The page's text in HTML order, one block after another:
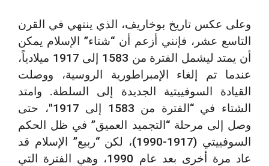
وعلى عكس تاريخ بوخاريف، الذي ينتهي في القرن
التاسع عشر، فإنني أزعم أن “شتاء” الإسلام يمكن
أن يمتد ليشمل الفترة من 1583 إلى 1917 ميلادياً،
عندما تم إلغاء الإمبراطورية الروسية، ووصلت
القيادة السوفييتية الجديدة إلى السلطة. وامتد
الشتاء في “الفترة من 1583 إلى 1917″، حتى
وصل إلى مرحلة “التجميد العميق” في ظل الحكم
السوفييتي (1917-1990)، لكن “ربيع” الإسلام قد
عاد مرة أخرى بعد عام 1990، وهي الفترة التي